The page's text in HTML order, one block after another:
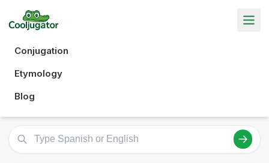
Conjugation
Etymology
Blog